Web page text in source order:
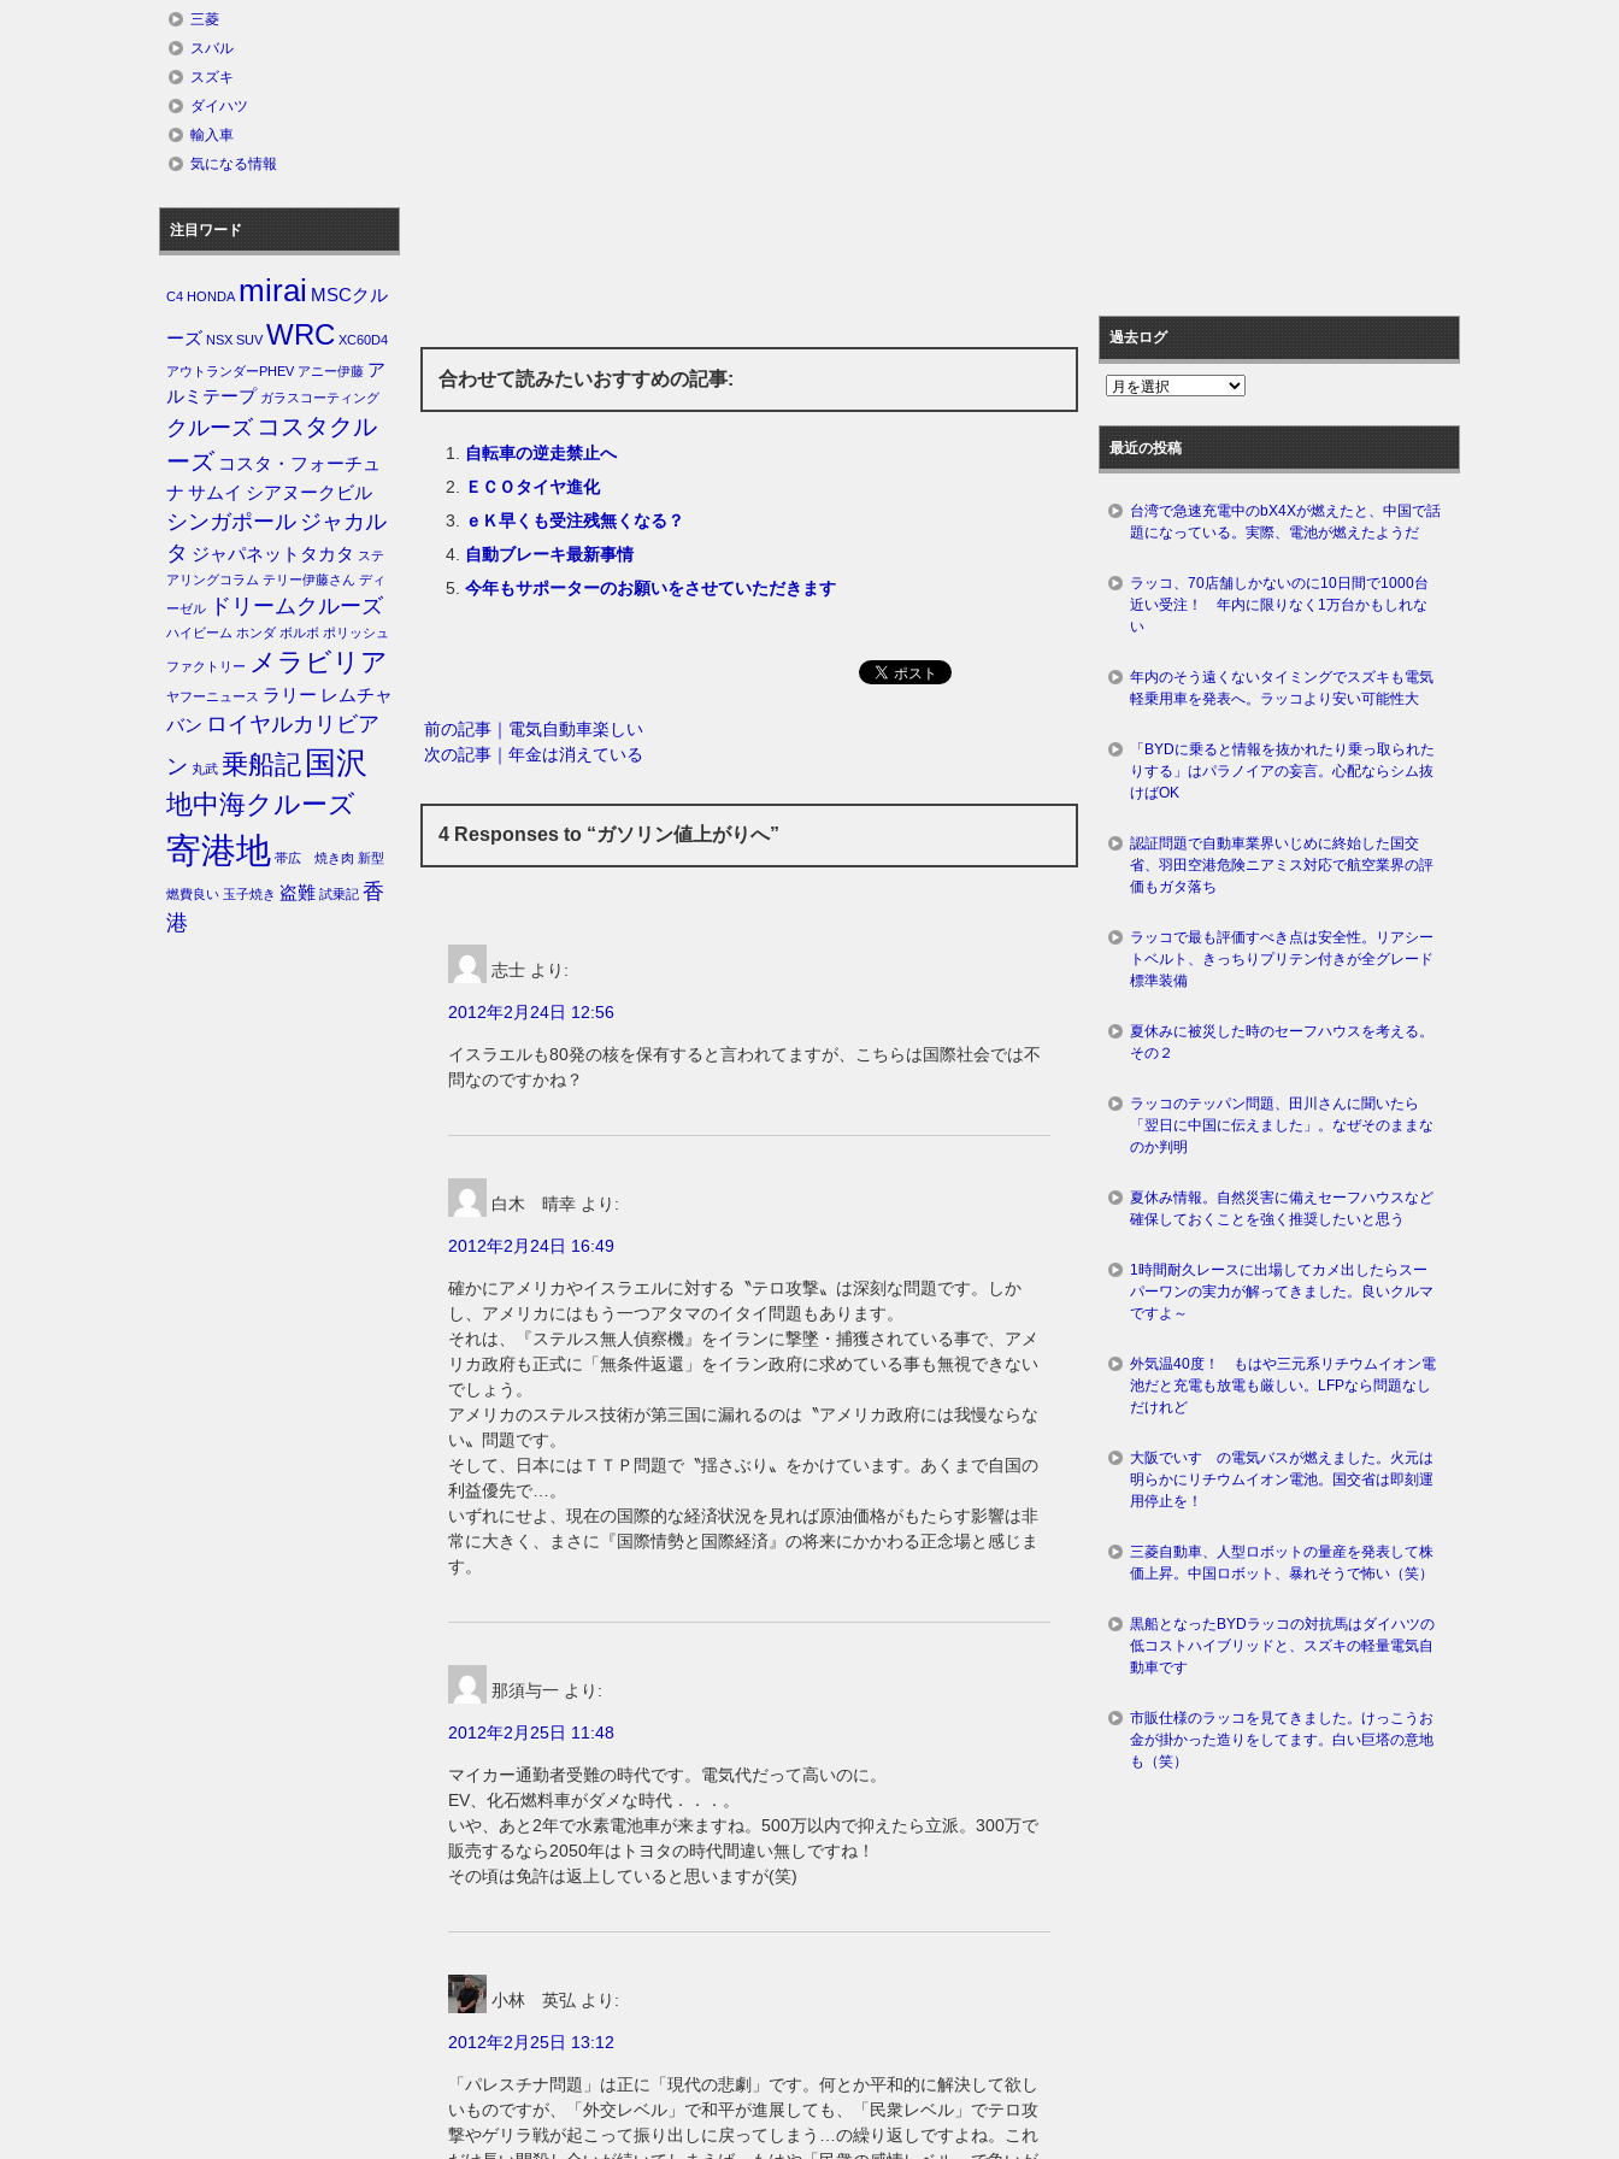
合わせて読みたいおすすめの記事:
自転車の逆走禁止へ
ＥＣＯタイヤ進化
ｅＫ早くも受注残無くなる？
自動ブレーキ最新事情
今年もサポーターのお願いをさせていただきます
前の記事｜電気自動車楽しい
次の記事｜年金は消えている
4 Responses to “ガソリン値上がりへ”
志士 より:
2012年2月24日 12:56
イスラエルも80発の核を保有すると言われてますが、こちらは国際社会では不
問なのですかね？
白木 晴幸 より:
2012年2月24日 16:49
確かにアメリカやイスラエルに対する〝テロ攻撃〟は深刻な問題です。しか
し、アメリカにはもう一つアタマのイタイ問題もあります。
それは、『ステルス無人偵察機』をイランに撃墜・捕獲されている事で、アメ
リカ政府も正式に「無条件返還」をイラン政府に求めている事も無視できない
でしょう。
アメリカのステルス技術が第三国に漏れるのは〝アメリカ政府には我慢ならな
い〟問題です。
そして、日本にはＴＴＰ問題で〝揺さぶり〟をかけています。あくまで自国の
利益優先で…。
いずれにせよ、現在の国際的な経済状況を見れば原油価格がもたらす影響は非
常に大きく、まさに『国際情勢と国際経済』の将来にかかわる正念場と感じま
す。
那須与一 より:
2012年2月25日 11:48
マイカー通勤者受難の時代です。電気代だって高いのに。
EV、化石燃料車がダメな時代．．．。
いや、あと2年で水素電池車が来ますね。500万以内で抑えたら立派。300万で
販売するなら2050年はトヨタの時代間違い無しですね！
その頃は免許は返上していると思いますが(笑)
小林 英弘 より:
2012年2月25日 13:12
「パレスチナ問題」は正に「現代の悲劇」です。何とか平和的に解決して欲し
いものですが、「外交レベル」で和平が進展しても、「民衆レベル」でテロ攻
撃やゲリラ戦が起こって振り出しに戻ってしまう…の繰り返しですよね。これ
三菱
スバル
スズキ
ダイハツ
輸入車
気になる情報
注目ワード
C4 HONDA mirai MSCクル
ーズ NSX SUV WRC XC60D4
アウトランダーPHEV アニー伊藤 ア
ルミテープ ガラスコーティング
クルーズ コスタクル
ーズ コスタ・フォーチュ
ナ サムイ シアヌークビル
シンガポール ジャカル
タ ジャパネットタカタ ステ
アリングコラム テリー伊藤さん ディ
ーゼル
ドリームクルーズ
ハイビーム ホンダ ボルボ ポリッシュ
ファクトリー メラビリア
ヤフーニュース ラリー レムチャ
バン ロイヤルカリビア
ン 丸武 乗船記 国沢
地中海クルーズ
寄港地 帯広 焼き肉 新型
燃費良い 玉子焼き 盗難 試乗記 香
港
過去ログ
過
ロ
グ
最近の投稿
台湾で急速充電中のbX4Xが燃えたと、中国で話
題になっている。実際、電池が燃えたようだ
ラッコ、70店舗しかないのに10日間で1000台
近い受注！ 年内に限りなく1万台かもしれな
い
年内のそう遠くないタイミングでスズキも電気
軽乗用車を発表へ。ラッコより安い可能性大
「BYDに乗ると情報を抜かれたり乗っ取られた
りする」はパラノイアの妄言。心配ならシム抜
けばOK
認証問題で自動車業界いじめに終始した国交
省、羽田空港危険ニアミス対応で航空業界の評
価もガタ落ち
ラッコで最も評価すべき点は安全性。リアシー
トベルト、きっちりプリテン付きが全グレード
標準装備
夏休みに被災した時のセーフハウスを考える。
その２
ラッコのテッパン問題、田川さんに聞いたら
「翌日に中国に伝えました」。なぜそのままな
のか判明
夏休み情報。自然災害に備えセーフハウスなど
確保しておくことを強く推奨したいと思う
1時間耐久レースに出場してカメ出したらスー
パーワンの実力が解ってきました。良いクルマ
ですよ～
外気温40度！ もはや三元系リチウムイオン電
池だと充電も放電も厳しい。LFPなら問題なし
だけれど
大阪でいすゞの電気バスが燃えました。火元は
明らかにリチウムイオン電池。国交省は即刻運
用停止を！
三菱自動車、人型ロボットの量産を発表して株
価上昇。中国ロボット、暴れそうで怖い（笑）
黒船となったBYDラッコの対抗馬はダイハツの
低コストハイブリッドと、スズキの軽量電気自
動車です
市販仕様のラッコを見てきました。けっこうお
金が掛かった造りをしてます。白い巨塔の意地
も（笑）